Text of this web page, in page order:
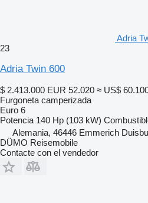
Adria
23
Adria Twin 600
$ 2.413.000 EUR 52.020 ≈ US$
Furgoneta camperizada
Euro 6
Potencia 140 Hp (103 kW)
Alemania, 46446 Emmerich
DÜMO Reisemobile
Contacte con el vendedor